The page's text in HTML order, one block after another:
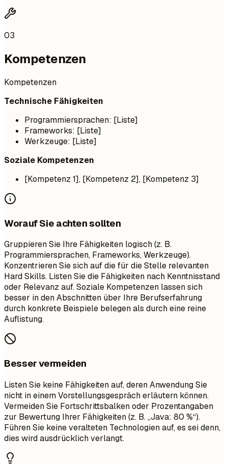
03
Kompetenzen
Kompetenzen
Technische Fähigkeiten
Programmiersprachen: [Liste]
Frameworks: [Liste]
Werkzeuge: [Liste]
Soziale Kompetenzen
[Kompetenz 1], [Kompetenz 2], [Kompetenz 3]
Worauf Sie achten sollten
Gruppieren Sie Ihre Fähigkeiten logisch (z. B.
Programmiersprachen, Frameworks, Werkzeuge).
Konzentrieren Sie sich auf die für die Stelle relevanten
Hard Skills. Listen Sie die Fähigkeiten nach Kenntnisstand
oder Relevanz auf. Soziale Kompetenzen lassen sich
besser in den Abschnitten über Ihre Berufserfahrung
durch konkrete Beispiele belegen als durch eine reine
Auflistung.
Besser vermeiden
Listen Sie keine Fähigkeiten auf, deren Anwendung Sie
nicht in einem Vorstellungsgespräch erläutern können.
Vermeiden Sie Fortschrittsbalken oder Prozentangaben
zur Bewertung Ihrer Fähigkeiten (z. B. „Java: 80 %“).
Führen Sie keine veralteten Technologien auf, es sei denn,
dies wird ausdrücklich verlangt.